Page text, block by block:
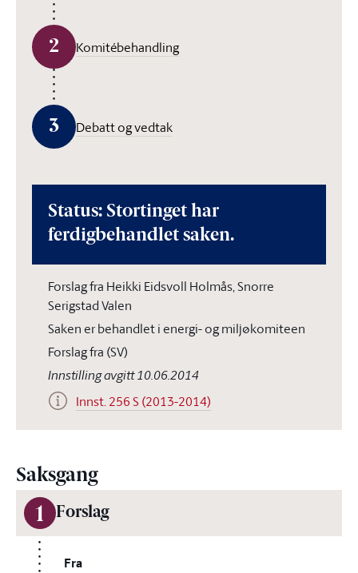
2 Komitébehandling
3 Debatt og vedtak
Status: Stortinget har
ferdigbehandlet saken.
Forslag fra Heikki Eidsvoll Holmås, Snorre
Serigstad Valen
Saken er behandlet i energi- og miljøkomiteen
Forslag fra (SV)
Innstilling avgitt 10.06.2014
Innst. 256 S (2013-2014)
Saksgang
1 Forslag
Fra